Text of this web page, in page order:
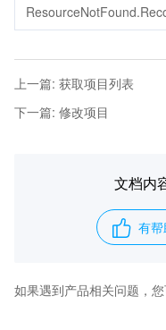
上一篇: 获取项目列表
下一篇: 修改项目
文档内
有帮
如果遇到产品相关问题，